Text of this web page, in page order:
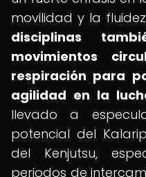
movilidad y la
disciplinas
movimientos
respiración para
agilidad en la
llevado a
potencial del
del Kenjutsu,
periodos de